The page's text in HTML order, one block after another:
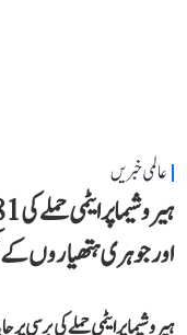
عالمی خبریں
اور جوہری ہتھیاروں
ہیروشیما پر ایٹمی حملے کی برسی